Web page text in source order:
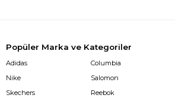
Popüler Marka ve Kategoriler
Adidas
Nike
Skechers
Columbia
Salomon
Reebok